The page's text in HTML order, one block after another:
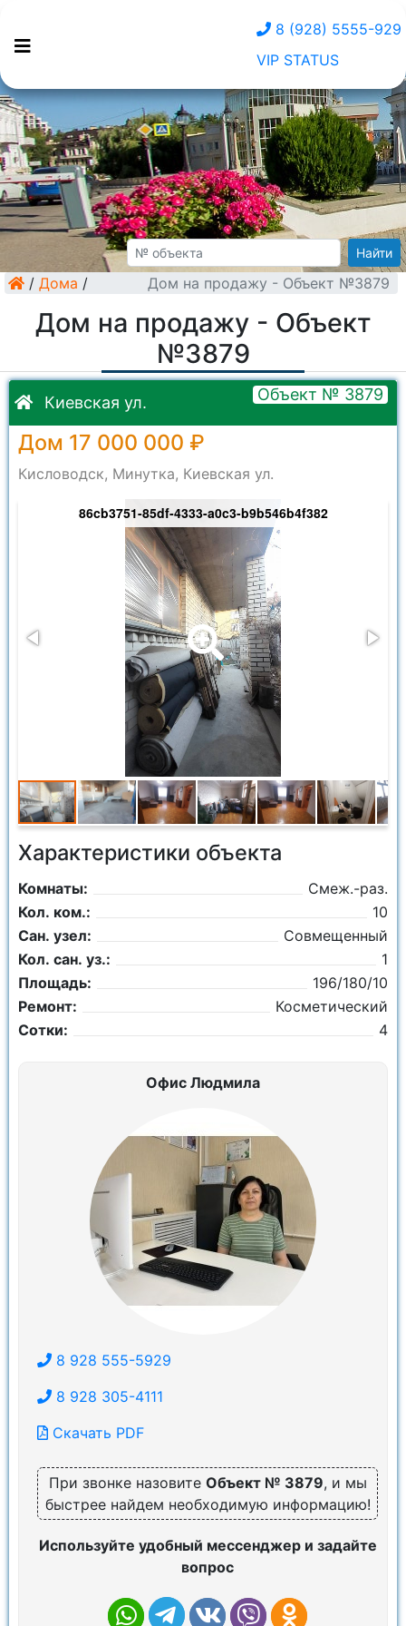
8 (928) 5555-929
VIP STATUS
Найти
/ Дома / Дом на продажу - Объект №3879
Дом на продажу - Объект
№3879
Киевская ул. Объект № 3879
Дом 17 000 000 ₽
Кисловодск, Минутка, Киевская ул.
86cb3751-85df-4333-a0c3-b9b546b4f382
Характеристики объекта
Комнаты:
Смеж.-раз.
Кол. ком.:
10
Сан. узел:
Совмещенный
Кол. сан. уз.:
1
Площадь:
196/180/10
Ремонт:
Косметический
Сотки:
4
Офис Людмила
8 928 555-5929
8 928 305-4111
Скачать PDF
При звонке назовите Объект № 3879, и мы
быстрее найдем необходимую информацию!
Используйте удобный мессенджер и задайте
вопрос